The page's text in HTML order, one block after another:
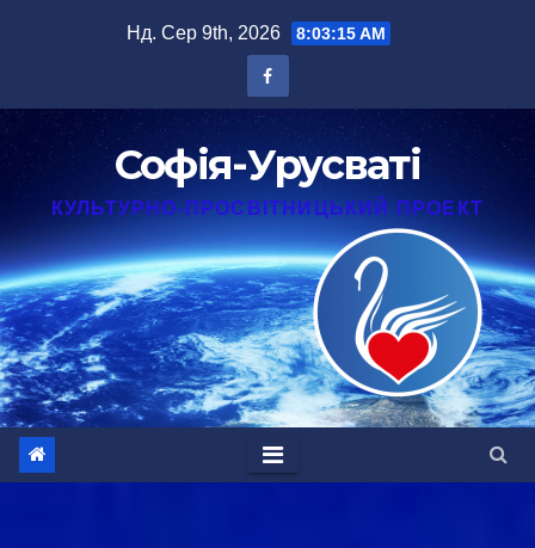
Нд. Сер 9th, 2026 8:03:15 AM
Софія-Урусваті
КУЛЬТУРНО-ПРОСВІТНИЦЬКИЙ ПРОЕКТ